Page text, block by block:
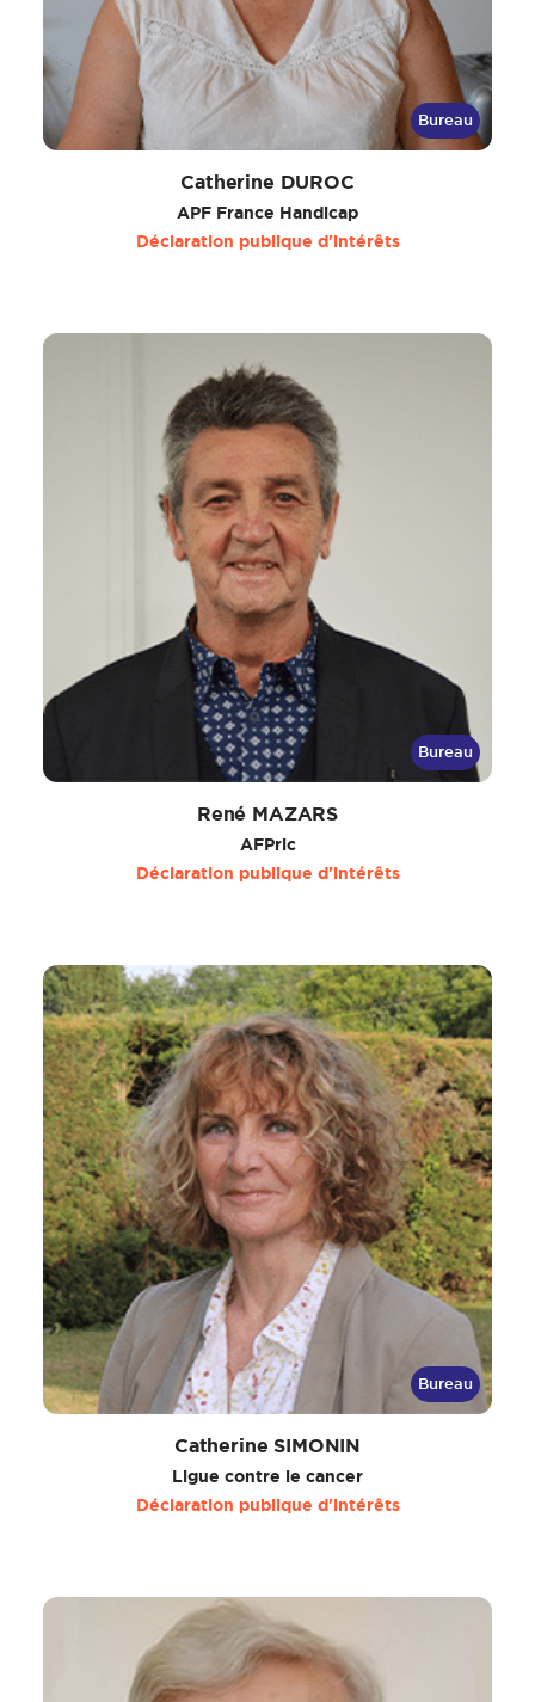
Bureau
Catherine DUROC
APF France Handicap
Déclaration publique d'intérêts
Bureau
René MAZARS
AFPric
Déclaration publique d'intérêts
Bureau
Catherine SIMONIN
Ligue contre le cancer
Déclaration publique d'intérêts